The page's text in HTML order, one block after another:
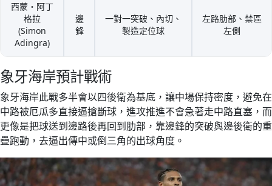
西蒙・阿丁
格拉
(Simon
Adingra)
邊
鋒
一對一突破、內切、
製造定位球
左路肋部、禁區
左側
象牙海岸預計戰術
象牙海岸此戰多半會以四後衛為基底，讓中場保持密度，避免在
中路被厄瓜多直接逼搶斷球，進攻推進不會急著走中路直塞，而
更像是把球送到邊路後再回到肋部，靠邊鋒的突破與邊後衛的重
疊跑動，去逼出傳中或倒三角的出球角度。